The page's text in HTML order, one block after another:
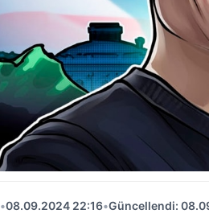
•08.09.2024 22:16•Güncellendi: